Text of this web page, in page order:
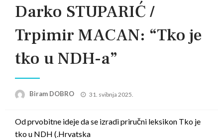
Darko STUPARIĆ /
Trpimir MACAN: “Tko je
tko u NDH-a”
Biram DOBRO
Posted
31. svibnja 2025.
Od prvobitne ideje da se izradi priručni leksikon Tko je
tko u NDH (.Hrvatska